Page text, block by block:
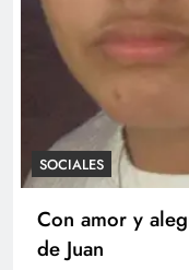
SOCIALES
Con amor y
de Juan